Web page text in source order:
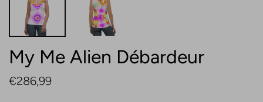
My Me Alien Débardeur
€286,99